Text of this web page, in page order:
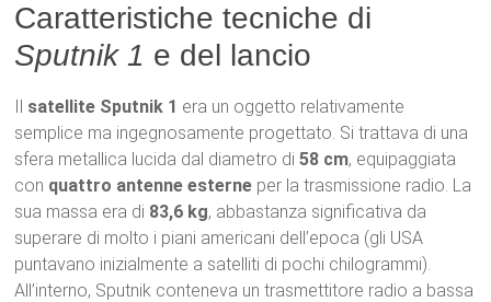
Caratteristiche tecniche di
Sputnik 1 e del lancio
Il satellite Sputnik 1 era un oggetto relativamente
semplice ma ingegnosamente progettato. Si trattava di una
sfera metallica lucida dal diametro di58 cm, equipaggiata
con quattro antenne esterne per la trasmissione radio. La
sua massa era di 83,6 kg, abbastanza significativa da
superare di molto i piani americani dell’epoca (gli USA
puntavano inizialmente a satelliti di pochi chilogrammi).
All’interno, Sputnik conteneva un trasmettitore radio a bassa